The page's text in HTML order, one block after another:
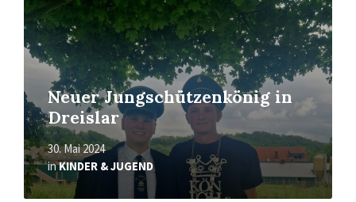
Neuer Jungschützenkönig in
Dreislar
30. Mai 2024
inKINDER & JUGEND